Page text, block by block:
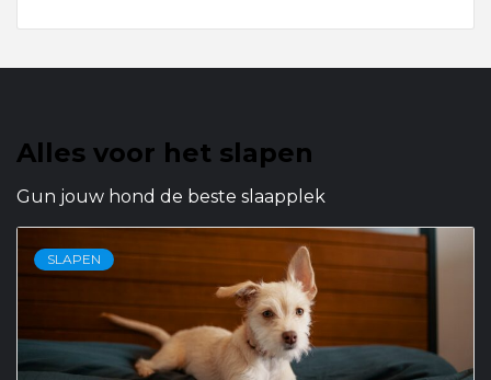
Alles voor het slapen
Gun jouw hond de beste slaapplek
SLAPEN